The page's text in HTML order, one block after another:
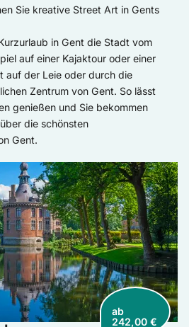
Sie kreative Street Art in Gents
in Gent die Stadt vom
auf einer Kajaktour oder einer
auf der Leie oder durch die
Zentrum von Gent. So lässt
genießen und Sie bekommen
die schönsten
Gent.
ab
242,00 €
+ HOTEL | Gent